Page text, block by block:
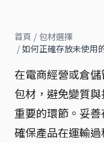
首頁 / 包材選擇
/ 如何正確存放未使用
在電商經營或倉
包材，避免變質
重要的環節。妥
確保產品在運輸